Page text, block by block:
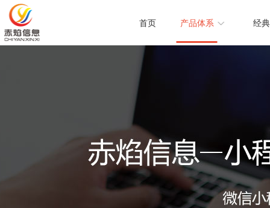
首页 产品体系 经